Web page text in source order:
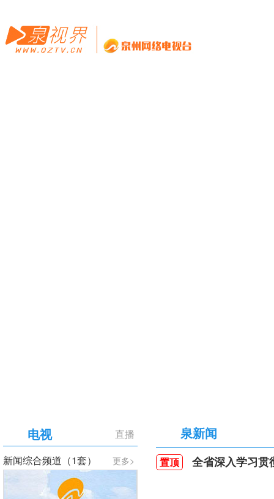
直播
电视
更多>
新闻综合频道（1套）
泉新闻
置顶 全省深入学习贯彻习